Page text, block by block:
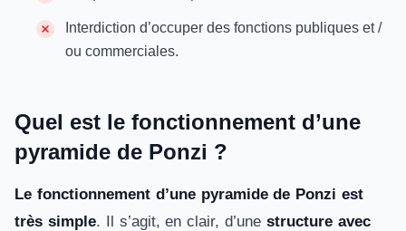
Interdiction d’occuper des fonctions publiques et /
ou commerciales.
Quel est le fonctionnement d’une
pyramide de Ponzi ?
Le fonctionnement d’une pyramide de Ponzi est
très simple. Il s’agit, en clair, d’une structure avec